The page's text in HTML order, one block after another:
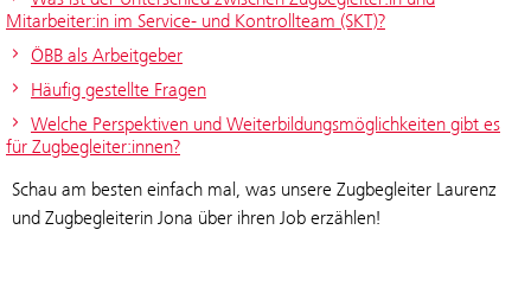
Mitarbeiter:in im Service- und Kontrollteam (SKT)?
ÖBB als Arbeitgeber
Häufig gestellte Fragen
Welche Perspektiven und Weiterbildungsmöglichkeiten gibt es
für Zugbegleiter:innen?
Schau am besten einfach mal, was unsere Zugbegleiter Laurenz
und Zugbegleiterin Jona über ihren Job erzählen!